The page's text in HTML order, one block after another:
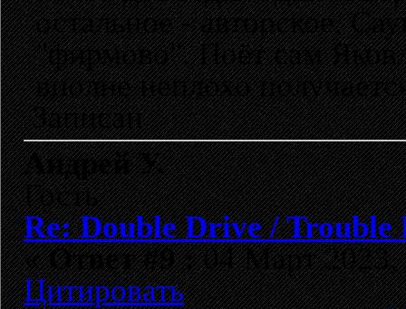
остальное - авторское.
"фирмово". Поёт сам
вполне неплохо
Записан
Андрей У.
Гость
Re: Double Drive / Trouble
«Ответ #9 :04 Март 2023,
Цитировать